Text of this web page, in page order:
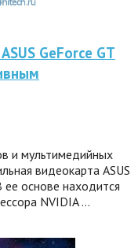
GeForce GT
и мультимедийных
видеокарта ASUS
основе находится
NVIDIA …